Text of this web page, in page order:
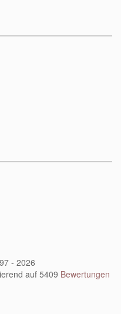
- 2026
auf 5409 Bewertungen